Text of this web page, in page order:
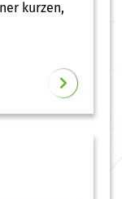
kurzen,